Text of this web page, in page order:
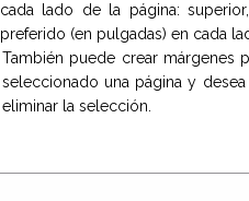
cada lado de la página:
preferido (en pulgadas) en cada
También puede crear márgenes
seleccionado una página y
eliminar la selección.